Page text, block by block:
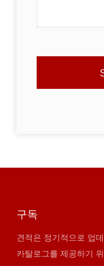
구독
견적은 정기적으로 업
카탈로그를 제공하기